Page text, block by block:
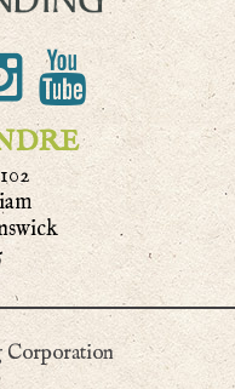
Corporation